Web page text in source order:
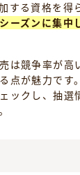
する資格を得
ーズンに集中
は競争率が高
点が魅力です
ックし、抽選